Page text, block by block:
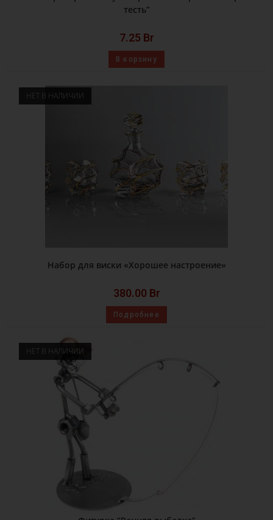
тесть”
7.25 Br
В корзину
НЕТ В НАЛИЧИИ
Набор для виски «Хорошее настроение»
380.00 Br
Подробнее
НЕТ В НАЛИЧИИ